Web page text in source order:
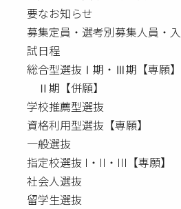
要なお知らせ
募集定員・選考別募集人員・入
試日程
総合型選抜Ⅰ期・Ⅲ期【専願】
Ⅱ期【併願】
学校推薦型選抜
資格利用型選抜【専願】
一般選抜
指定校選抜 I・II・III【専願】
社会人選抜
留学生選抜